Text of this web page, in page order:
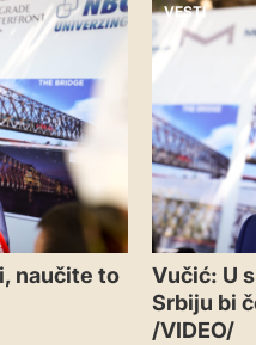
naučite to
VESTI
Vučić: U
Srbiju bi
/VIDEO/